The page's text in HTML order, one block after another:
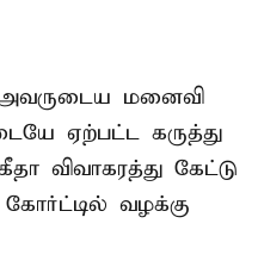
மனைவி
ஏற்பட்ட கருத்து
விவாகரத்து கேட்டு
வழக்கு